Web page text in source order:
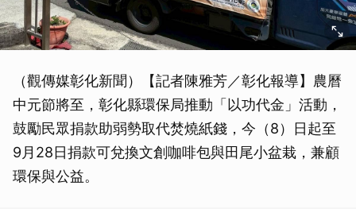
（觀傳媒彰化新聞）【記者陳雅芳／彰化報導】農曆
中元節將至，彰化縣環保局推動「以功代金」活動，
鼓勵民眾捐款助弱勢取代焚燒紙錢，今（8）日起至
9月28日捐款可兌換文創咖啡包與田尾小盆栽，兼顧
環保與公益。